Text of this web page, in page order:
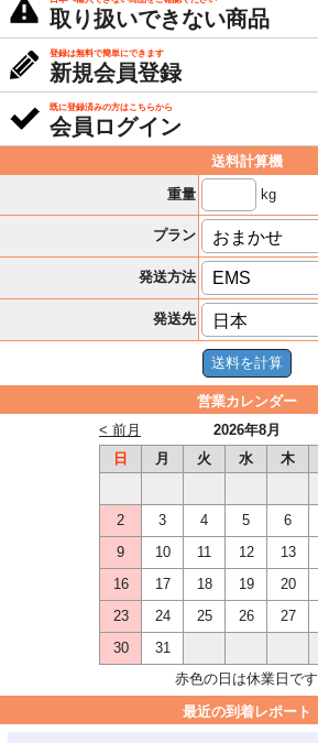
取り扱いできない商品
登録は無料で簡単にできます
新規会員登録
既に登録済みの方はこちらから
会員ログイン
送料計算機
重量
kg
プラン
発送方法
発送先
営業カレンダー
2026年8月
< 前月
日
月 火 水 木
2
3 4 5 6
9
10 11 12 13
16
17 18 19 20
23
24 25 26 27
30
31
赤色の日は休業日です
最近の到着レポート